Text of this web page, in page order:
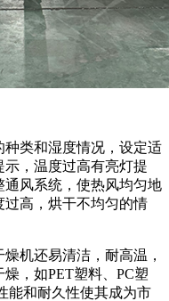
类和湿度情况，设定适
，温度过高有亮灯提
风系统，使热风均匀地
高，烘干不均匀的情
机还易清洁，耐高温，
，如PET塑料、PC塑
能和耐久性使其成为市